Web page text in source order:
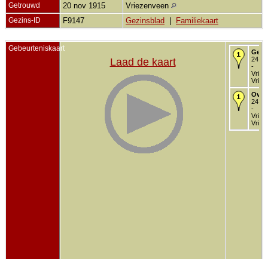
Getrouwd 20 nov 1915 Vriezenveen
Gezins-ID F9147 Gezinsblad Familiekaart
Gebeurteniskaart
Laad de kaart
24
-
24
-